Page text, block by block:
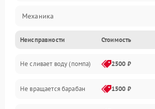
Механика
Электропитание
Водоснабжение
Слив
Неисправности Стоимость
Не сливает воду (помпа) 2500 ₽
Не вращается барабан 1500 ₽